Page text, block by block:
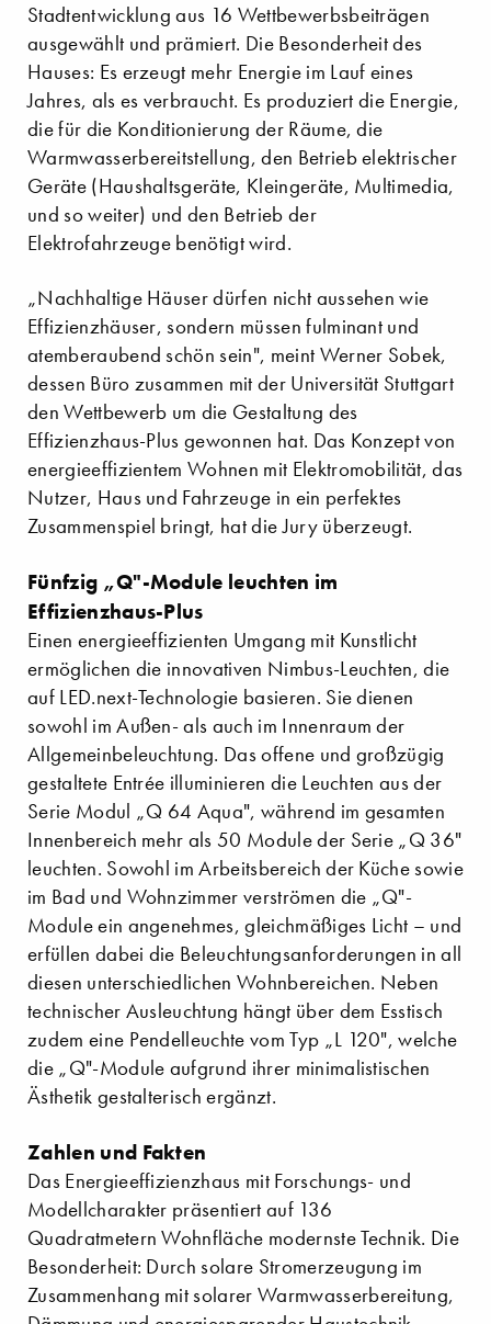
Stadtentwicklung aus 16 Wettbewerbsbeiträgen
ausgewählt und prämiert. Die Besonderheit des
Hauses: Es erzeugt mehr Energie im Lauf eines
Jahres, als es verbraucht. Es produziert die Energie,
die für die Konditionierung der Räume, die
Warmwasserbereitstellung, den Betrieb elektrischer
Geräte (Haushaltsgeräte, Kleingeräte, Multimedia,
und so weiter) und den Betrieb der
Elektrofahrzeuge benötigt wird.
„Nachhaltige Häuser dürfen nicht aussehen wie
Effizienzhäuser, sondern müssen fulminant und
atemberaubend schön sein", meint Werner Sobek,
dessen Büro zusammen mit der Universität Stuttgart
den Wettbewerb um die Gestaltung des
Effizienzhaus-Plus gewonnen hat. Das Konzept von
energieeffizientem Wohnen mit Elektromobilität, das
Nutzer, Haus und Fahrzeuge in ein perfektes
Zusammenspiel bringt, hat die Jury überzeugt.
Fünfzig „Q"-Module leuchten im
Effizienzhaus-Plus
Einen energieeffizienten Umgang mit Kunstlicht
ermöglichen die inno­vativen Nimbus-Leuchten, die
auf LED.next-Technologie basieren. Sie dienen
sowohl im Außen- als auch im Innenraum der
Allgemeinbeleuchtung. Das offene und großzügig
gestaltete Entrée illuminieren die Leuchten aus der
Serie Modul „Q 64 Aqua", während im ge­samten
Innenbereich mehr als 50 Module der Serie „Q 36"
leuchten. Sowohl im Arbeitsbereich der Küche sowie
im Bad und Wohnzimmer verströmen die „Q"-
Module ein angenehmes, gleichmäßiges Licht – und
erfüllen dabei die Beleuchtungsanforderungen in all
diesen unterschiedlichen Wohnbereichen. Neben
technischer Ausleuchtung hängt über dem Esstisch
zudem eine Pendelleuchte vom Typ „L 120", welche
die „Q"-Module aufgrund ihrer minimalistischen
Ästhetik gestalterisch ergänzt.
Zahlen und Fakten
Das Energieeffizienzhaus mit Forschungs- und
Modellcharakter prä­sentiert auf 136
Quadratmetern Wohnfläche modernste Technik. Die
Besonderheit: Durch solare Stromerzeugung im
Zusammenhang mit solarer Warmwasserbereitung,